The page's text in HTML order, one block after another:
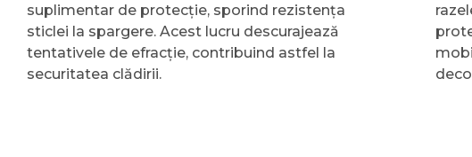
suplimentar de protecție, sporind rezistența
sticlei la spargere. Acest lucru descurajează
tentativele de efracție, contribuind astfel la
securitatea clădirii.